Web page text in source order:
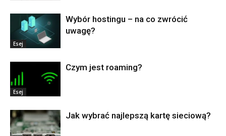
Esej
Wybór hostingu – na co zwrócić
uwagę?
Esej
Czym jest roaming?
Jak wybrać najlepszą kartę sieciową?